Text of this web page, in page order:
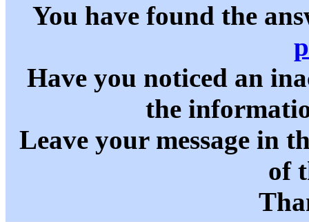
You have found the
Have you noticed an
the
Leave your message in
of